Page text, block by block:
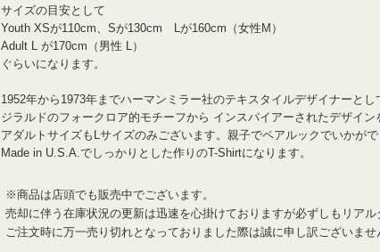
サイズの目安として
Youth XSが110cm、Sが130cm Lが160cm（女性M）
Adult L が170cm（男性 L）
ぐらいになります。
1952年から1973年までハーマンミラー社のテキスタイルデザイナーとし
ジラルドのフォークロア的モチーフから インスパイアーされたデザイン
アダルトサイズもLサイズのみございます。親子でペアルックでいかがで
Made in U.S.A.でしっかりとした作りのT-Shirtになります。
※商品は店頭でも販売中でございます。
売却に伴う在庫状況の更新は迅速を心掛けておりますが必ずしもリアル
ご注文時に万一売り切れとなっておりました際は誠に申し訳ございませ